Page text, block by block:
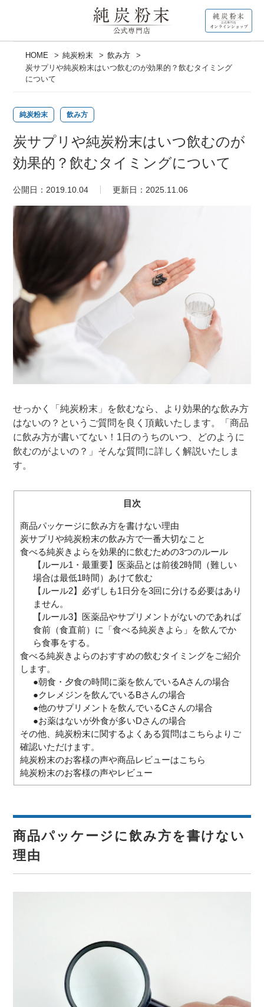
HOME 純炭粉末
飲み方
炭サプリや純炭粉末はいつ飲むのが効果的？飲むタイミング
について
純炭粉末 飲み方
炭サプリや純炭粉末はいつ飲むのが
効果的？飲むタイミングについて
公開日：2019.10.04 更新日：2025.11.06
せっかく「純炭粉末」を飲むなら、より効果的な飲み方
はないの？というご質問を良く頂戴いたします。「商品
に飲み方が書いてない！1日のうちのいつ、どのように
飲むのがよいの？」そんな質問に詳しく解説いたしま
す。
目次
商品パッケージに飲み方を書けない理由
炭サプリや純炭粉末の飲み方で一番大切なこと
食べる純炭きよらを効果的に飲むための3つのルール
【ルール1・最重要】医薬品とは前後2時間（難しい
場合は最低1時間）あけて飲む
【ルール2】必ずしも1日分を3回に分ける必要はあり
ません。
【ルール3】医薬品やサプリメントがないのであれば
食前（食直前）に「食べる純炭きよら」を飲んでか
ら食事をする。
食べる純炭きよらのおすすめの飲むタイミングをご紹介
します。
●朝食・夕食の時間に薬を飲んでいるAさんの場合
●クレメジンを飲んでいるBさんの場合
●他のサプリメントを飲んでいるCさんの場合
●お薬はないが外食が多いDさんの場合
その他、純炭粉末に関するよくある質問はこちらよりご
確認いただけます。
純炭粉末のお客様の声や商品レビューはこちら
純炭粉末のお客様の声やレビュー
商品パッケージに飲み方を書けない
理由
記事カテゴリ一覧
腸内環境について
きよら通信バックナンバー
閉じる